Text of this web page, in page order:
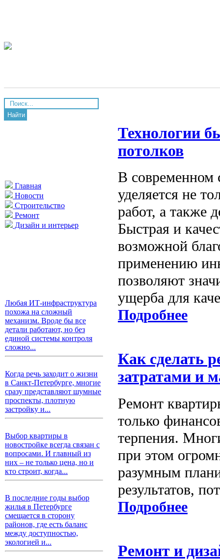
Найти
Главная
Новости
Строительство
Ремонт
Дизайн и интерьер
Любая ИТ-инфраструктура
похожа на сложный
механизм. Вроде бы все
детали работают, но без
единой системы контроля
сложно...
Когда речь заходит о жизни
в Санкт-Петербурге, многие
сразу представляют шумные
проспекты, плотную
застройку и...
Выбор квартиры в
новостройке всегда связан с
вопросами. И главный из
них – не только цена, но и
кто строит, когда...
В последние годы выбор
жилья в Петербурге
смещается в сторону
районов, где есть баланс
между доступностью,
экологией и...
Технологии
потолков
В современном
уделяется не
работ, а также
Быстрая и
возможной
применению
позволяют
ущерба для
Подробнее
Как сделать
затратами и
Ремонт
только
терпения.
при этом
разумным
результатов,
Подробнее
Ремонт и